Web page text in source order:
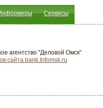
Сервисы
агентство "Деловой Омск"
сайта bank.Infomsk.ru